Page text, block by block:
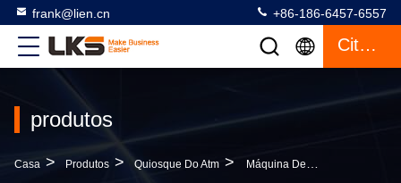
frank@lien.cn +86-186-6457-6557
Citações
produtos
Casa > Produtos > Quiosque Do Atm > Máquina De Auto-Checagem De Escritório Do Hotel Com Dispensador De Cartão De Chave E Conectividade Bluetooth